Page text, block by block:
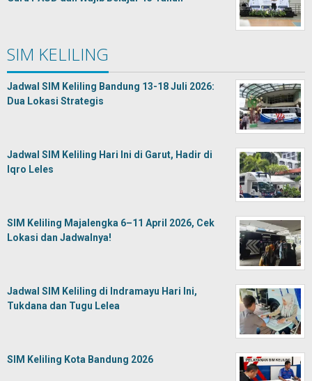
SIM KELILING
Jadwal SIM Keliling Bandung 13-18 Juli 2026:
Dua Lokasi Strategis
Jadwal SIM Keliling Hari Ini di Garut, Hadir di
Iqro Leles
SIM Keliling Majalengka 6–11 April 2026, Cek
Lokasi dan Jadwalnya!
Jadwal SIM Keliling di Indramayu Hari Ini,
Tukdana dan Tugu Lelea
SIM Keliling Kota Bandung 2026